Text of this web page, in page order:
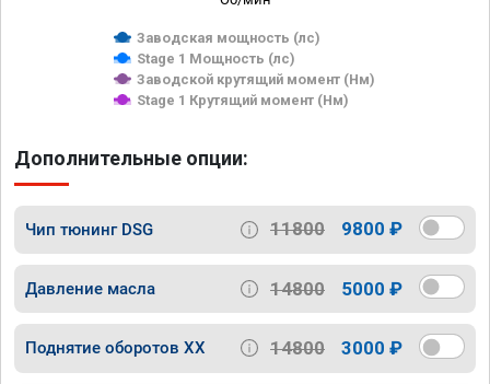
Заводская мощность (лс)
Stage 1 Мощность (лс)
Заводской крутящий момент (Нм)
Stage 1 Крутящий момент (Нм)
Дополнительные опции:
Чип тюнинг DSG 11800 9800 ₽
Давление масла 14800 5000 ₽
Поднятие оборотов ХХ 14800 3000 ₽